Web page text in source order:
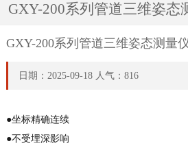
GXY-200系列管道三维姿态测量
日期：2025-09-18 人气：816
●坐标精确连续
●不受埋深影响